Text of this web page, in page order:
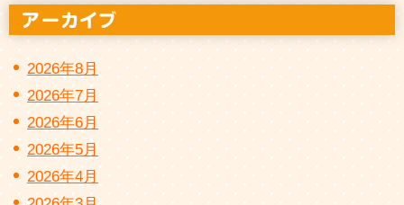
2026年8月
2026年7月
2026年6月
2026年5月
2026年4月